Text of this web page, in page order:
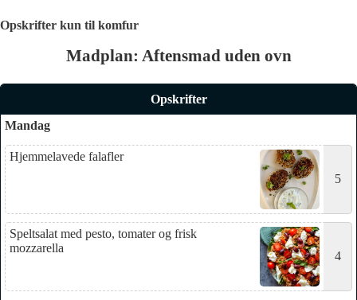
Opskrifter kun til komfur
Madplan: Aftensmad uden ovn
Opskrifter
Mandag
Hjemmelavede falafler
5
Speltsalat med pesto, tomater og frisk
mozzarella
4